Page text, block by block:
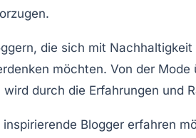
die sich mit
möchten. Von der
durch die Erfahrungen und
inspirierende Blogger erfahren